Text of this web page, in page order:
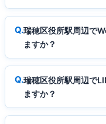
瑞穂区役所駅周辺で
ますか？
瑞穂区役所駅周辺で
ますか？